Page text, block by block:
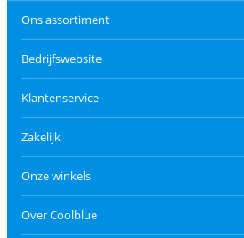
Ons assortiment
Bedrijfswebsite
Klantenservice
Zakelijk
Onze winkels
Over Coolblue